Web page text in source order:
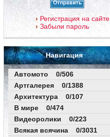
Регистрация на сайте
Забыли пароль
Навигация
Автомото 0/506
Артгалерея 0/1388
Архитектура 0/107
В мире 0/474
Видеоролики 0/223
Всякая всячина 0/3031